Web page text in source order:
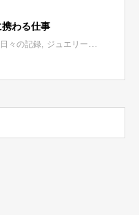
わる仕事
日々の記録 ジュエリー用語